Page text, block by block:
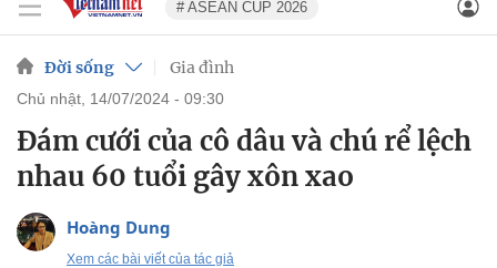
# ASEAN CUP 2026
Đời sống Gia đình
chủ nhật, 14/07/2024 - 09:30
Đám cưới của cô dâu và chú rể lệch
nhau 60 tuổi gây xôn xao
Hoàng Dung
Xem các bài viết của tác giả